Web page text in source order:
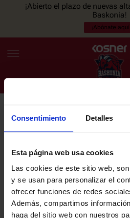
Consentimiento Detalles
Esta página web usa cookies
Las cookies de este sitio web,
y se usan para personalizar el
ofrecer funciones de redes
Además, compartimos
haga del sitio web con nuestros
¡Abierto el plazo de nuevas
Baskonia!
¡Abónate aquí!
ES EU
NOTICIAS
NEWSLETTER
últimas noticias y promociones del club.
Email
He leído y acepto laPolítica de